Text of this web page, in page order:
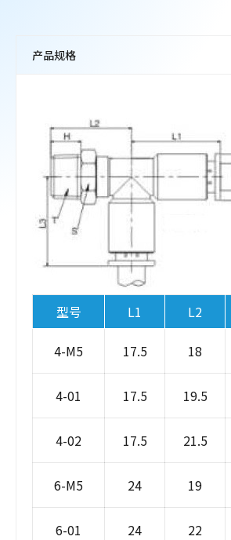
型号 L1 L2
4-M5 17.5 18
4-01 17.5 19.5
4-02 17.5 21.5
6-M5 24 19
6-01 24 22